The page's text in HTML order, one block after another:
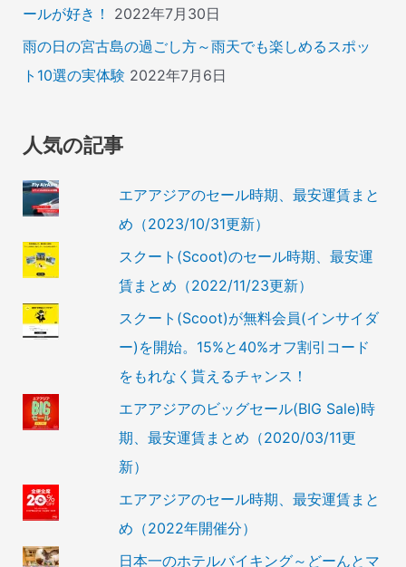
ールが好き！
2022年7月30日
雨の日の宮古島の過ごし方～雨天でも楽しめるスポッ
ト10選の実体験 2022年7月6日
人気の記事
エアアジアのセール時期、最安運賃まと
め（2023/10/31更新）
スクート(Scoot)のセール時期、最安運
賃まとめ（2022/11/23更新）
スクート(Scoot)が無料会員(インサイダ
ー)を開始。15%と40%オフ割引コード
をもれなく貰えるチャンス！
エアアジアのビッグセール(BIG Sale)時
期、最安運賃まとめ（2020/03/11更
新）
エアアジアのセール時期、最安運賃まと
め（2022年開催分）
日本一のホテルバイキング～どーんとマ